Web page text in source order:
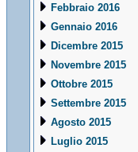
Febbraio 2016
Gennaio 2016
Dicembre 2015
Novembre 2015
Ottobre 2015
Settembre 2015
Agosto 2015
Luglio 2015